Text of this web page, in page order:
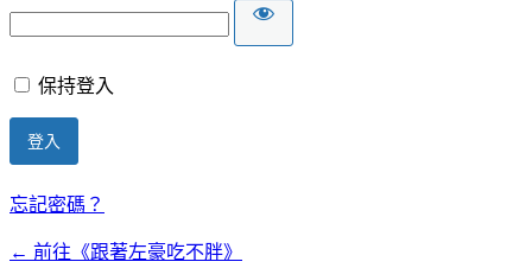
保持登入
忘記密碼？
← 前往《跟著左豪吃不胖》